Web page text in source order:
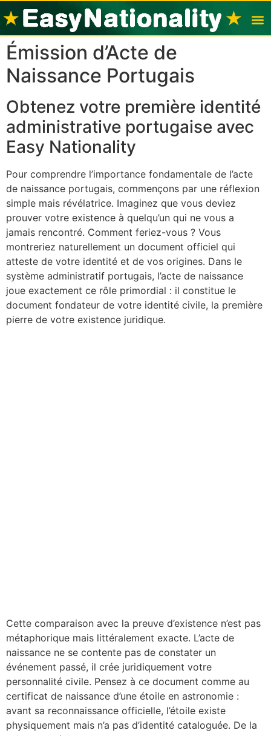
Émission d’Acte de
Naissance Portugais
Obtenez votre première identité
administrative portugaise avec
Easy Nationality
Pour comprendre l’importance fondamentale de l’acte
de naissance portugais, commençons par une réflexion
simple mais révélatrice. Imaginez que vous deviez
prouver votre existence à quelqu’un qui ne vous a
jamais rencontré. Comment feriez-vous ? Vous
montreriez naturellement un document officiel qui
atteste de votre identité et de vos origines. Dans le
système administratif portugais, l’acte de naissance
joue exactement ce rôle primordial : il constitue le
document fondateur de votre identité civile, la première
pierre de votre existence juridique.
Cette comparaison avec la preuve d’existence n’est pas
métaphorique mais littéralement exacte. L’acte de
naissance ne se contente pas de constater un
événement passé, il crée juridiquement votre
personnalité civile. Pensez à ce document comme au
certificat de naissance d’une étoile en astronomie :
avant sa reconnaissance officielle, l’étoile existe
physiquement mais n’a pas d’identité cataloguée. De la